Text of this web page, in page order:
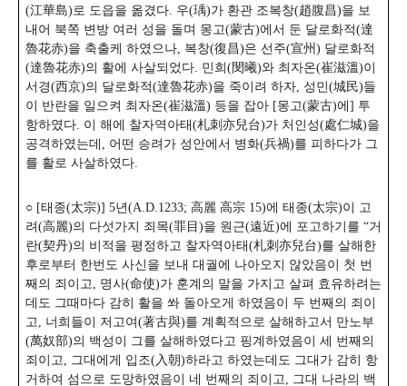
(江華島)로 도읍을 옮겼다. 우(瑀)가 환관 조복창(趙腹昌)을 보
내어 북쪽 변방 여러 성을 돌며 몽고(蒙古)에서 둔 달로화적(達
魯花赤)을 축출케 하였으나, 복창(復昌)은 선주(宣州) 달로화적
(達魯花赤)의 활에 사살되었다. 민희(閔曦)와 최자온(崔滋溫)이
서경(西京)의 달로화적(達魯花赤)을 죽이려 하자, 성민(城民)들
이 반란을 일으켜 최자온(崔滋溫) 등을 잡아 [몽고(蒙古)에] 투
항하였다. 이 해에 찰자역아태(札刺亦兒台)가 처인성(處仁城)을
공격하였는데, 어떤 승려가 성안에서 병화(兵禍)를 피하다가 그
를 활로 사살하였다.
○ [태종(太宗)] 5년(A.D.1233; 高麗 高宗 15)에 태종(太宗)이 고
려(高麗)의 다섯가지 죄목(罪目)을 원근(遠近)에 포고하기를 “거
란(契丹)의 비적을 평정하고 찰자역아태(札刺亦兒台)를 살해한
후로부터 한번도 사신을 보내 대궐에 나아오지 않았음이 첫 번
째의 죄이고, 명사(命使)가 훈계의 말을 가지고 살펴 효유하려는
데도 그때마다 감히 활을 쏴 돌아오게 하였음이 두 번째의 죄이
고, 너희들이 저고여(著古與)를 계획적으로 살해하고서 만노부
(萬奴部)의 백성이 그를 살해하였다고 핑계하였음이 세 번째의
죄이고, 그대에게 입조(入朝)하라고 하였는데도 그대가 감히 항
거하여 섬으로 도망하였음이 네 번째의 죄이고, 그대 나라의 백